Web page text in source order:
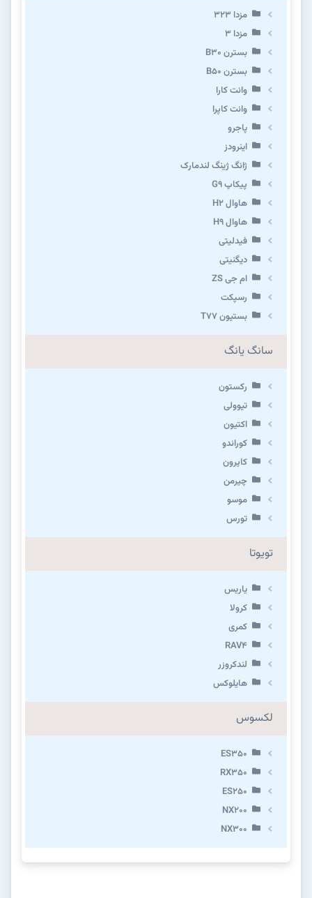
مزدا ۳۲۳
مزدا ۳
بسترن B۳۰
بسترن B۵۰
وانت کارا
وانت کاپرا
پاجرو
اینرودز
ژانگ ژینگ لندمارک
پیکاپ G۹
هاوال H۲
هاوال H۹
فیدلیتی
دیگنیتی
ام جی ZS
رسپکت
بستیون T۷۷
سانگ یانگ
رکستون
تیوولی
اکتیون
کوراندو
کایرون
چیرمن
موسو
تورس
تویوتا
یاریس
کرولا
کمری
RAV4
لندکروزر
هایلوکس
لکسوس
ES350
RX350
ES250
NX200
NX300